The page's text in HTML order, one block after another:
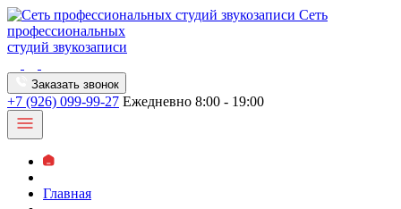
Сеть
профессиональных
студий звукозаписи
Заказать звонок
+7 (926) 099-99-27 Ежедневно 8:00 - 19:00
Главная